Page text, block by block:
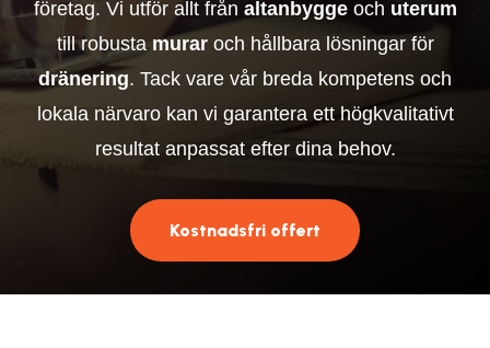
företag. Vi utför allt från altanbyggeoch uterum
till robusta muraroch hållbara lösningar för
dränering. Tack vare vår breda kompetens och
lokala närvaro kan vi garantera ett högkvalitativt
resultat anpassat efter dina behov.
Kostnadsfri offert